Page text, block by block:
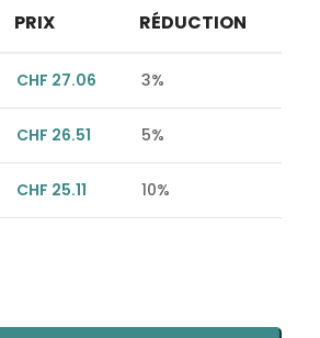
PRIX RÉDUCTION
CHF 27.06 3%
CHF 26.51 5%
CHF 25.11 10%